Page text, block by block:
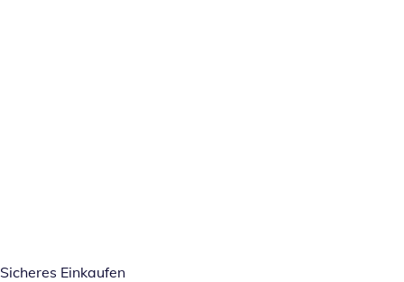
Sicheres Einkaufen